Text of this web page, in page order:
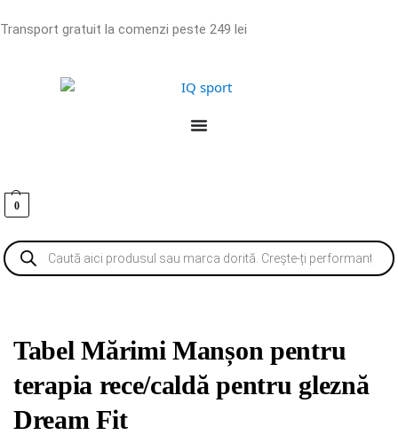
Transport gratuit la comenzi peste 249 lei
0
Tabel Mărimi Manșon pentru
terapia rece/caldă pentru gleznă
Dream Fit